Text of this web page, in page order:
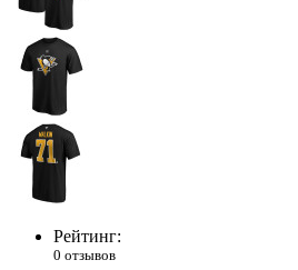
Рейтинг:
0 отзывов